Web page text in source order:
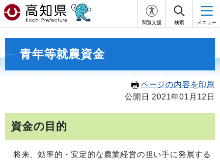
閲覧支援 検索 メニュー
青年等就農資金
ページの内容を印刷
公開日 2021年01月12日
資金の目的
将来、効率的・安定的な農業経営の担い手に発展する